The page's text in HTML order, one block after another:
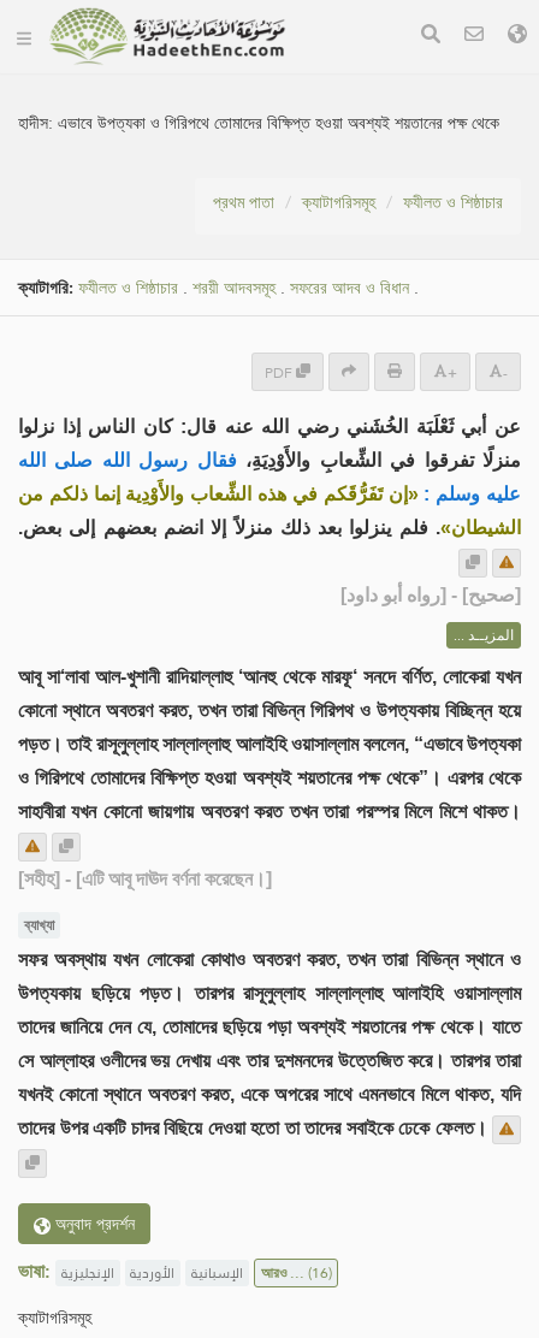
হাদীস:এভাবে উপত্যকা ও গিরিপথে তোমাদের বিক্ষিপ্ত হওয়া অবশ্যই শয়তানের পক্ষ থেকে
প্রথম পাতা ক্যাটাগরিসমূহ ফযীলত ও শিষ্ঠাচার
ক্যাটাগরি: ফযীলত ও শিষ্ঠাচার . শরয়ী আদবসমূহ. সফরের আদব ও বিধান.
PDF + -
عن أبي ثَعْلَبَة الخُشَني رضي الله عنه قال: كان الناس إذا نزلوا
منزلًا تفرقوا في الشِّعابِ والأَوْدِيَةِ، فقال رسول الله صلى الله
عليه وسلم : «إن تَفَرُّقَكم في هذه الشِّعاب والأَوْدِية إنما ذلكم من
الشيطان». فلم ينزلوا بعد ذلك منزلاً إلا انضم بعضهم إلى بعض.
[صحيح] - [رواه أبو داود]
المزيــد ...
আবূ সা‘লাবা আল-খুশানী রাদিয়াল্লাহু ‘আনহু থেকে মারফূ‘ সনদে বর্ণিত, লোকেরা যখন
কোনো স্থানে অবতরণ করত, তখন তারা বিভিন্ন গিরিপথ ও উপত্যকায় বিচ্ছিন্ন হয়ে
পড়ত। তাই রাসূলুল্লাহ সাল্লাল্লাহু আলাইহি ওয়াসাল্লাম বললেন, “এভাবে উপত্যকা
ও গিরিপথে তোমাদের বিক্ষিপ্ত হওয়া অবশ্যই শয়তানের পক্ষ থেকে”। এরপর থেকে
সাহাবীরা যখন কোনো জায়গায় অবতরণ করত তখন তারা পরস্পর মিলে মিশে থাকত।
[সহীহ] - [এটি আবূ দাঊদ বর্ণনা করেছেন।]
ব্যাখ্যা
সফর অবস্থায় যখন লোকেরা কোথাও অবতরণ করত, তখন তারা বিভিন্ন স্থানে ও
উপত্যকায় ছড়িয়ে পড়ত। তারপর রাসূলুল্লাহ সাল্লাল্লাহু আলাইহি ওয়াসাল্লাম
তাদের জানিয়ে দেন যে, তোমাদের ছড়িয়ে পড়া অবশ্যই শয়তানের পক্ষ থেকে। যাতে
সে আল্লাহর ওলীদের ভয় দেখায় এবং তার দুশমনদের উত্তেজিত করে। তারপর তারা
যখনই কোনো স্থানে অবতরণ করত, একে অপরের সাথে এমনভাবে মিলে থাকত, যদি
তাদের উপর একটি চাদর বিছিয়ে দেওয়া হতো তা তাদের সবাইকে ঢেকে ফেলত।
অনুবাদ প্রদর্শন
ভাষা: الإنجليزية الأوردية الإسبانية আরও ...(16)
ক্যাটাগরিসমূহ